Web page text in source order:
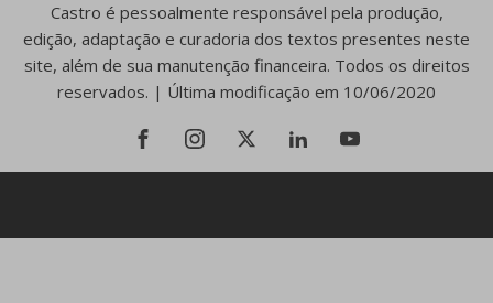
Castro é pessoalmente responsável pela produção,
edição, adaptação e curadoria dos textos presentes neste
site, além de sua manutenção financeira. Todos os direitos
reservados. | Última modificação em 10/06/2020